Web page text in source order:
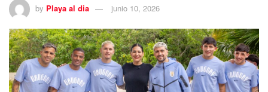
by Playa al dia junio 10, 2026